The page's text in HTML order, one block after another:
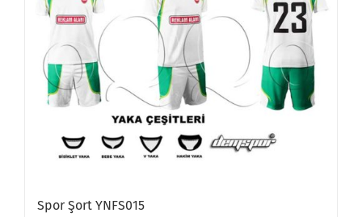
Spor Şort YNFS015